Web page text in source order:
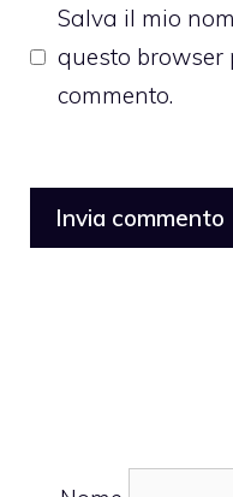
Salva il mio
questo browser
commento.